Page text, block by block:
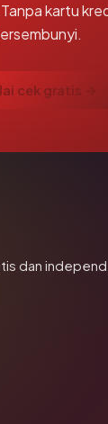
kartu
cek gratis →
dan